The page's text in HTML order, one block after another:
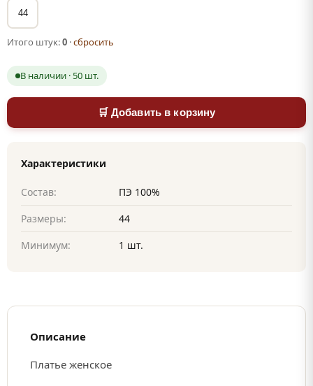
44
Итого штук:0 ·сбросить
В наличии · 50 шт.
🛒 Добавить в корзину
Характеристики
Состав:
ПЭ 100%
Размеры:
44
Минимум:
1 шт.
Описание
Платье женское